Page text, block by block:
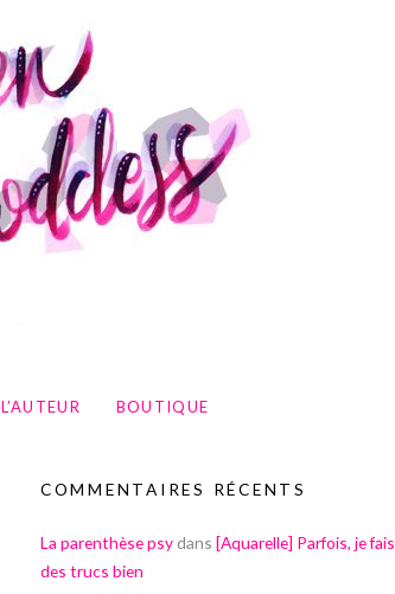
L’AUTEUR BOUTIQUE
COMMENTAIRES RÉCENTS
La parenthèse psy dans [Aquarelle] Parfois, je fais
des trucs bien